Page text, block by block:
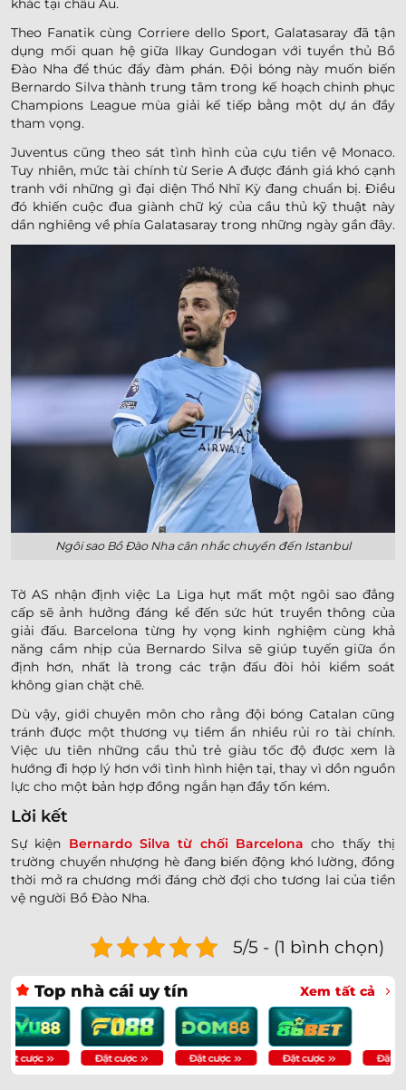
khác tại châu Âu.
Theo Fanatik cùng Corriere dello Sport, Galatasaray đã tận
dụng mối quan hệ giữa Ilkay Gundogan với tuyển thủ Bồ
Đào Nha để thúc đẩy đàm phán. Đội bóng này muốn biến
Bernardo Silva thành trung tâm trong kế hoạch chinh phục
Champions League mùa giải kế tiếp bằng một dự án đầy
tham vọng.
Juventus cũng theo sát tình hình của cựu tiền vệ Monaco.
Tuy nhiên, mức tài chính từ Serie A được đánh giá khó cạnh
tranh với những gì đại diện Thổ Nhĩ Kỳ đang chuẩn bị. Điều
đó khiến cuộc đua giành chữ ký của cầu thủ kỹ thuật này
dần nghiêng về phía Galatasaray trong những ngày gần đây.
Ngôi sao Bồ Đào Nha cân nhắc chuyển đến Istanbul
Tờ AS nhận định việc La Liga hụt mất một ngôi sao đẳng
cấp sẽ ảnh hưởng đáng kể đến sức hút truyền thông của
giải đấu. Barcelona từng hy vọng kinh nghiệm cùng khả
năng cầm nhịp của Bernardo Silva sẽ giúp tuyến giữa ổn
định hơn, nhất là trong các trận đấu đòi hỏi kiểm soát
không gian chặt chẽ.
Dù vậy, giới chuyên môn cho rằng đội bóng Catalan cũng
tránh được một thương vụ tiềm ẩn nhiều rủi ro tài chính.
Việc ưu tiên những cầu thủ trẻ giàu tốc độ được xem là
hướng đi hợp lý hơn với tình hình hiện tại, thay vì dồn nguồn
lực cho một bản hợp đồng ngắn hạn đầy tốn kém.
Lời kết
Sự kiện Bernardo Silva từ chối Barcelona cho thấy thị
trường chuyển nhượng hè đang biến động khó lường, đồng
thời mở ra chương mới đáng chờ đợi cho tương lai của tiền
vệ người Bồ Đào Nha.
5/5 - (1 bình chọn)
Top nhà cái uy tín Xem tất cả